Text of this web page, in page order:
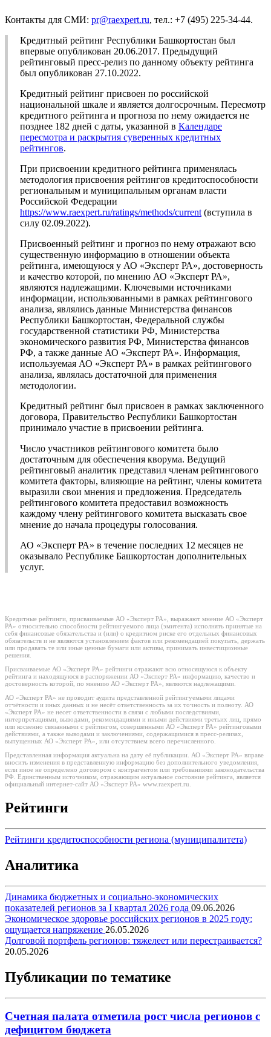
Контакты для СМИ: pr@raexpert.ru, тел.: +7 (495) 225-34-44.
Кредитный рейтинг Республики Башкортостан был
впервые опубликован 20.06.2017. Предыдущий
рейтинговый пресс-релиз по данному объекту рейтинга
был опубликован 27.10.2022.
Кредитный рейтинг присвоен по российской
национальной шкале и является долгосрочным. Пересмотр
кредитного рейтинга и прогноза по нему ожидается не
позднее 182 дней с даты, указанной в Календаре
пересмотра и раскрытия суверенных кредитных
рейтингов.
При присвоении кредитного рейтинга применялась
методология присвоения рейтингов кредитоспособности
региональным и муниципальным органам власти
Российской Федерации
https://www.raexpert.ru/ratings/methods/current (вступила в
силу 02.09.2022).
Присвоенный рейтинг и прогноз по нему отражают всю
существенную информацию в отношении объекта
рейтинга, имеющуюся у АО «Эксперт РА», достоверность
и качество которой, по мнению АО «Эксперт РА»,
являются надлежащими. Ключевыми источниками
информации, использованными в рамках рейтингового
анализа, являлись данные Министерства финансов
Республики Башкортостан, Федеральной службы
государственной статистики РФ, Министерства
экономического развития РФ, Министерства финансов
РФ, а также данные АО «Эксперт РА». Информация,
используемая АО «Эксперт РА» в рамках рейтингового
анализа, являлась достаточной для применения
методологии.
Кредитный рейтинг был присвоен в рамках заключенного
договора, Правительство Республики Башкортостан
принимало участие в присвоении рейтинга.
Число участников рейтингового комитета было
достаточным для обеспечения кворума. Ведущий
рейтинговый аналитик представил членам рейтингового
комитета факторы, влияющие на рейтинг, члены комитета
выразили свои мнения и предложения. Председатель
рейтингового комитета предоставил возможность
каждому члену рейтингового комитета высказать свое
мнение до начала процедуры голосования.
АО «Эксперт РА» в течение последних 12 месяцев не
оказывало Республике Башкортостан дополнительных
услуг.
Кредитные рейтинги, присваиваемые АО «Эксперт РА», выражают мнение АО «Эксперт
РА» относительно способности рейтингуемого лица (эмитента) исполнять принятые на
себя финансовые обязательства и (или) о кредитном риске его отдельных финансовых
обязательств и не являются установлением фактов или рекомендацией покупать, держать
или продавать те или иные ценные бумаги или активы, принимать инвестиционные
решения.
Присваиваемые АО «Эксперт РА» рейтинги отражают всю относящуюся к объекту
рейтинга и находящуюся в распоряжении АО «Эксперт РА» информацию, качество и
достоверность которой, по мнению АО «Эксперт РА», являются надлежащими.
АО «Эксперт РА» не проводит аудита представленной рейтингуемыми лицами
отчётности и иных данных и не несёт ответственность за их точность и полноту. АО
«Эксперт РА» не несет ответственности в связи с любыми последствиями,
интерпретациями, выводами, рекомендациями и иными действиями третьих лиц, прямо
или косвенно связанными с рейтингом, совершенными АО «Эксперт РА» рейтинговыми
действиями, а также выводами и заключениями, содержащимися в пресс-релизах,
выпущенных АО «Эксперт РА», или отсутствием всего перечисленного.
Представленная информация актуальна на дату её публикации. АО «Эксперт РА» вправе
вносить изменения в представленную информацию без дополнительного уведомления,
если иное не определено договором с контрагентом или требованиями законодательства
РФ. Единственным источником, отражающим актуальное состояние рейтинга, является
официальный интернет-сайт АО «Эксперт РА» www.raexpert.ru.
Рейтинги
Рейтинги кредитоспособности региона (муниципалитета)
Аналитика
Динамика бюджетных и социально-экономических
показателей регионов за I квартал 2026 года 09.06.2026
Экономическое здоровье российских регионов в 2025 году:
ощущается напряжение 26.05.2026
Долговой портфель регионов: тяжелеет или перестраивается?
20.05.2026
Публикации по тематике
Счетная палата отметила рост числа регионов с
дефицитом бюджета